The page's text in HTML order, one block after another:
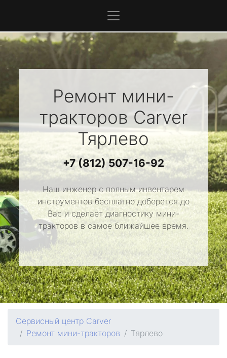
Ремонт мини-
тракторов Carver
Тярлево
+7 (812) 507-16-92
Наш инженер с полным инвентарем
инструментов бесплатно доберется до
Вас и сделает диагностику мини-
тракторов в самое ближайшее время.
Сервисный центр Carver
Ремонт мини-тракторов
Тярлево